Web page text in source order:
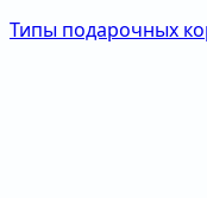
Типы подарочных